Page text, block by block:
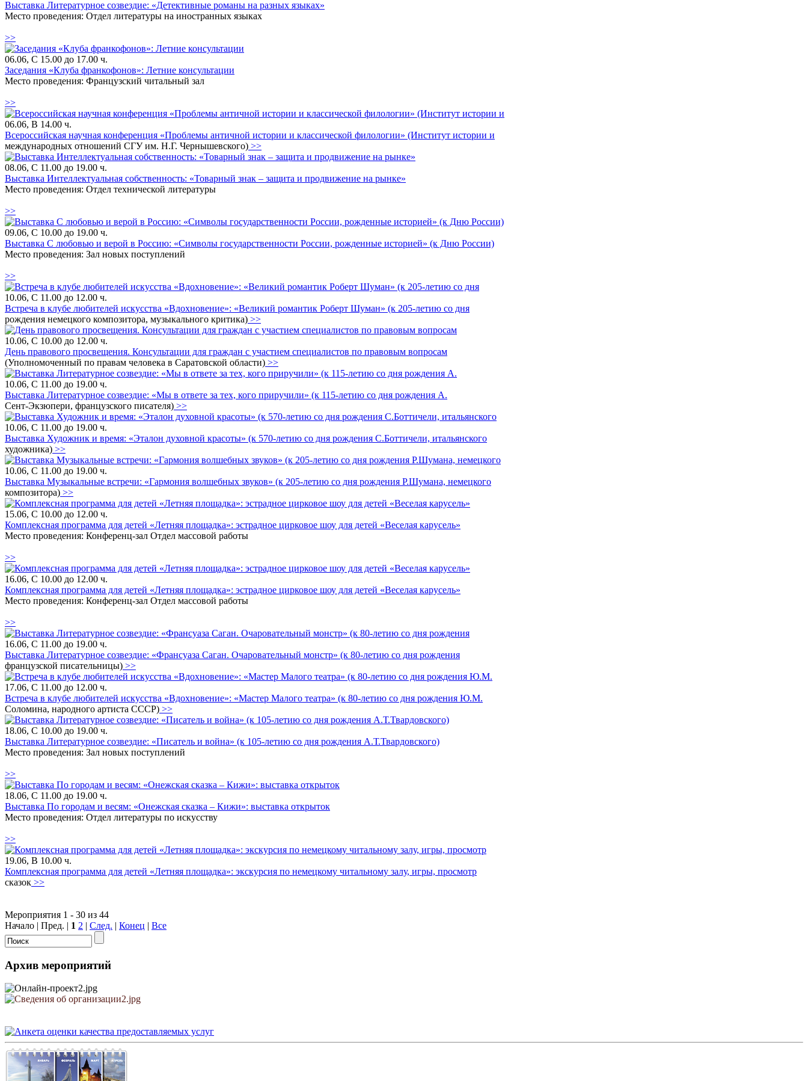
Выставка Литературное созвездие: «Детективные романы на разных языках»
Место проведения: Отдел литературы на иностранных языках
>>
06.06, С 15.00 до 17.00 ч.
Заседания «Клуба франкофонов»: Летние консультации
Место проведения: Французский читальный зал
>>
06.06, В 14.00 ч.
Всероссийская научная конференция «Проблемы античной истории и классической филологии» (Институт истории и
международных отношений СГУ им. Н.Г. Чернышевского) >>
08.06, С 11.00 до 19.00 ч.
Выставка Интеллектуальная собственность: «Товарный знак – защита и продвижение на рынке»
Место проведения: Отдел технической литературы
>>
09.06, С 10.00 до 19.00 ч.
Выставка С любовью и верой в Россию: «Символы государственности России, рожденные историей» (к Дню России)
Место проведения: Зал новых поступлений
>>
10.06, С 11.00 до 12.00 ч.
Встреча в клубе любителей искусства «Вдохновение»: «Великий романтик Роберт Шуман» (к 205-летию со дня
рождения немецкого композитора, музыкального критика) >>
10.06, С 10.00 до 12.00 ч.
День правового просвещения. Консультации для граждан с участием специалистов по правовым вопросам
(Уполномоченный по правам человека в Саратовской области) >>
10.06, С 11.00 до 19.00 ч.
Выставка Литературное созвездие: «Мы в ответе за тех, кого приручили» (к 115-летию со дня рождения А.
Сент-Экзюпери, французского писателя) >>
10.06, С 11.00 до 19.00 ч.
Выставка Художник и время: «Эталон духовной красоты» (к 570-летию со дня рождения С.Боттичели, итальянского
художника) >>
10.06, С 11.00 до 19.00 ч.
Выставка Музыкальные встречи: «Гармония волшебных звуков» (к 205-летию со дня рождения Р.Шумана, немецкого
композитора) >>
15.06, С 10.00 до 12.00 ч.
Комплексная программа для детей «Летняя площадка»: эстрадное цирковое шоу для детей «Веселая карусель»
Место проведения: Конференц-зал Отдел массовой работы
>>
16.06, С 10.00 до 12.00 ч.
Комплексная программа для детей «Летняя площадка»: эстрадное цирковое шоу для детей «Веселая карусель»
Место проведения: Конференц-зал Отдел массовой работы
>>
16.06, С 11.00 до 19.00 ч.
Выставка Литературное созвездие: «Франсуаза Саган. Очаровательный монстр» (к 80-летию со дня рождения
французской писательницы) >>
17.06, С 11.00 до 12.00 ч.
Встреча в клубе любителей искусства «Вдохновение»: «Мастер Малого театра» (к 80-летию со дня рождения Ю.М.
Соломина, народного артиста СССР) >>
18.06, С 10.00 до 19.00 ч.
Выставка Литературное созвездие: «Писатель и война» (к 105-летию со дня рождения А.Т.Твардовского)
Место проведения: Зал новых поступлений
>>
18.06, С 11.00 до 19.00 ч.
Выставка По городам и весям: «Онежская сказка – Кижи»: выставка открыток
Место проведения: Отдел литературы по искусству
>>
19.06, В 10.00 ч.
Комплексная программа для детей «Летняя площадка»: экскурсия по немецкому читальному залу, игры, просмотр
сказок >>
Мероприятия 1 - 30 из 44
Начало | Пред. | 1 2 | След. | Конец | Все
Архив мероприятий